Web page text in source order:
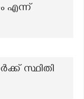
എന്ന്
സ്ഥിതി